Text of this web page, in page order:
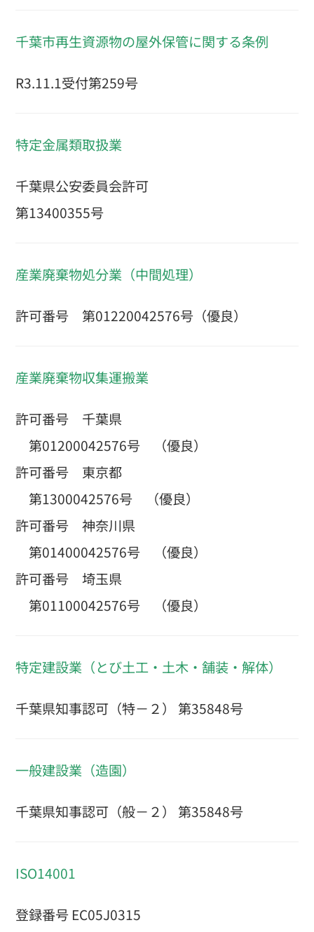
千葉市再生資源物の屋外保管に関する条例
R3.11.1受付第259号
特定金属類取扱業
千葉県公安委員会許可
第13400355号
産業廃棄物処分業（中間処理）
許可番号 第01220042576号（優良）
産業廃棄物収集運搬業
許可番号 千葉県
第01200042576号 （優良）
許可番号 東京都
第1300042576号 （優良）
許可番号 神奈川県
第01400042576号 （優良）
許可番号 埼玉県
第01100042576号 （優良）
特定建設業（とび土工・土木・舗装・解体）
千葉県知事認可（特－２） 第35848号
一般建設業（造園）
千葉県知事認可（般－２） 第35848号
ISO14001
登録番号 EC05J0315